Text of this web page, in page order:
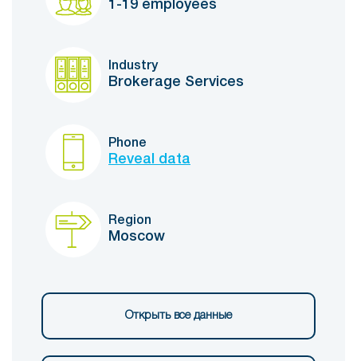
1-19 employees
Industry
Brokerage Services
Phone
Reveal data
Region
Moscow
Открыть все данные